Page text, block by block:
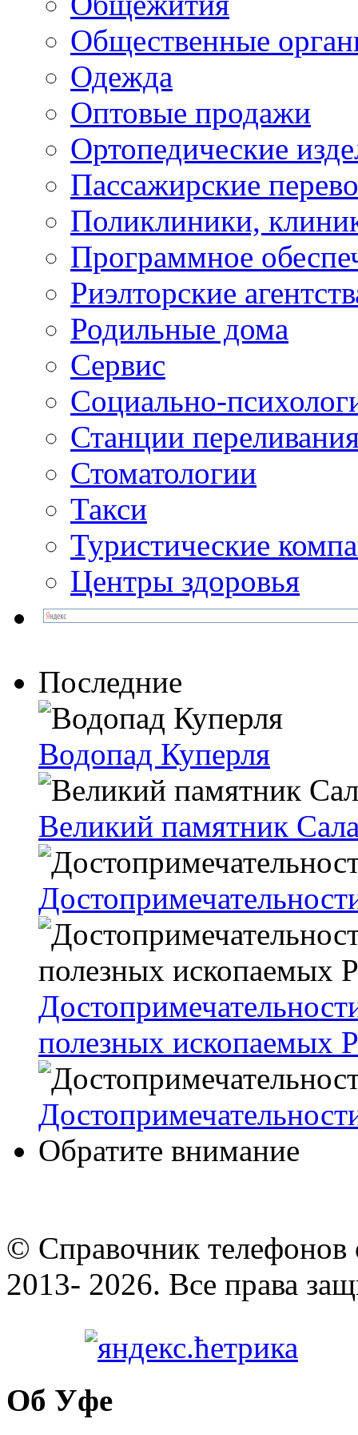
Общественные
Одежда
Оптовые продажи
Ортопедические
Пассажирские
Поликлиники,
Программное
Риэлторские
Родильные дома
Сервис
Социально-
Станции
Стоматологии
Такси
Туристические
Центры здоровья
Последние
Водопад Куперля
Великий памятник
полезных ископаемых
Обратите внимание
© Cправочник телефонов
2013- 2026. Все права
Об Уфе